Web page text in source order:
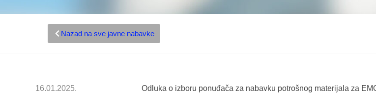
Nazad na sve javne nabavke
16.01.2025. Odluka o izboru ponuđača za nabavku potrošnog materijala za